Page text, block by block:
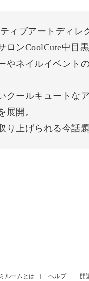
ィブアートディレ
ロンCoolCute中目
やネイルイベント
クールキュートな
展開。
り上げられる今話
ミルームとは ヘルプ 開